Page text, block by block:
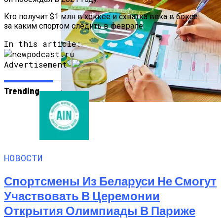
Как Мы Худеем: 8 Этапов Похудения У
Мужчин И Женщин
Кто получит $1 млн в хоккее и схватка века в боксе:
за каким спортом следить в феврале
In this article:
Advertisement
Trending
НОВОСТИ
Спортсмены Из Беларуси Не Смогут
Участвовать В Церемонии
Открытия Олимпиады В Париже